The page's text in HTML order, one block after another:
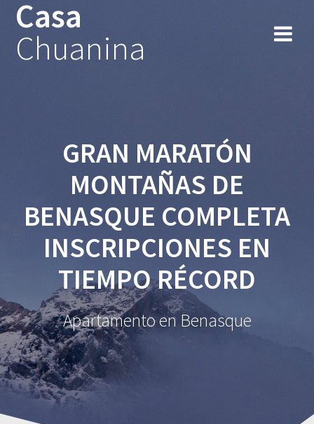
Casa
Chuanina
GRAN MARATÓN
MONTAÑAS DE
BENASQUE COMPLETA
INSCRIPCIONES EN
TIEMPO RÉCORD
Apartamento en Benasque